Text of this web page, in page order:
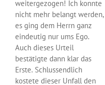
weitergezogen! Ich konnte
nicht mehr belangt werden,
es ging dem Herrn ganz
eindeutig nur ums Ego.
Auch dieses Urteil
bestätigte dann klar das
Erste. Schlussendlich
kostete dieser Unfall den